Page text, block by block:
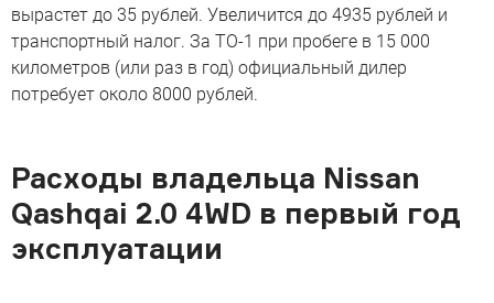
вырастет до 35 рублей. Увеличится до 4935 рублей и
транспортный налог. За ТО-1 при пробеге в 15 000
километров (или раз в год) официальный дилер
потребует около 8000 рублей.
Расходы владельца Nissan
Qashqai 2.0 4WD в первый год
эксплуатации